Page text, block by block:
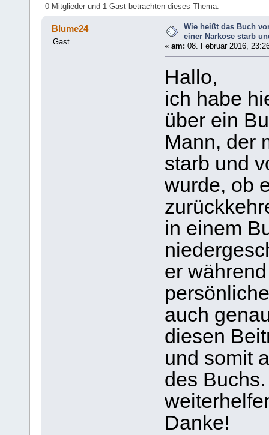
(Gelesen 7381 mal)
0 Mitglieder und 1 Gast betrachten dieses Thema.
Blume24
Gast
Wie heißt das Buch
einer Narkose starb
« am: 08. Februar 2016,
Hallo,
ich habe
über ein
Mann, der
starb und
wurde, ob
in einem
er
auch
diesen
und somit
des
Danke!